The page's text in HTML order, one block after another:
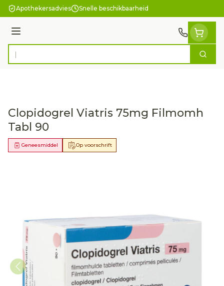
Ga naar de inhoud
Apothekersadvies Snelle beschikbaarheid
Menu
Product, merk, categorie... Zoek
Clopidogrel Viatris 75mg Filmomh
Tabl 90
Op voorschrift
Geneesmiddel